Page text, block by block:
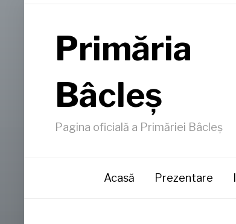
Primăria
Bâcleş
Pagina oficială a Primăriei Bâcleş
Acasă Prezentare